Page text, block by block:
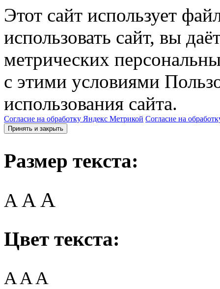
Этот сайт использует
использовать сайт, вы
метрических
с этими условиями
использования сайта.
Согласие на обработку Яндекс Метрикой Согласие на
Принять и закрыть
Размер текста:
A AA
Цвет текста:
AAA